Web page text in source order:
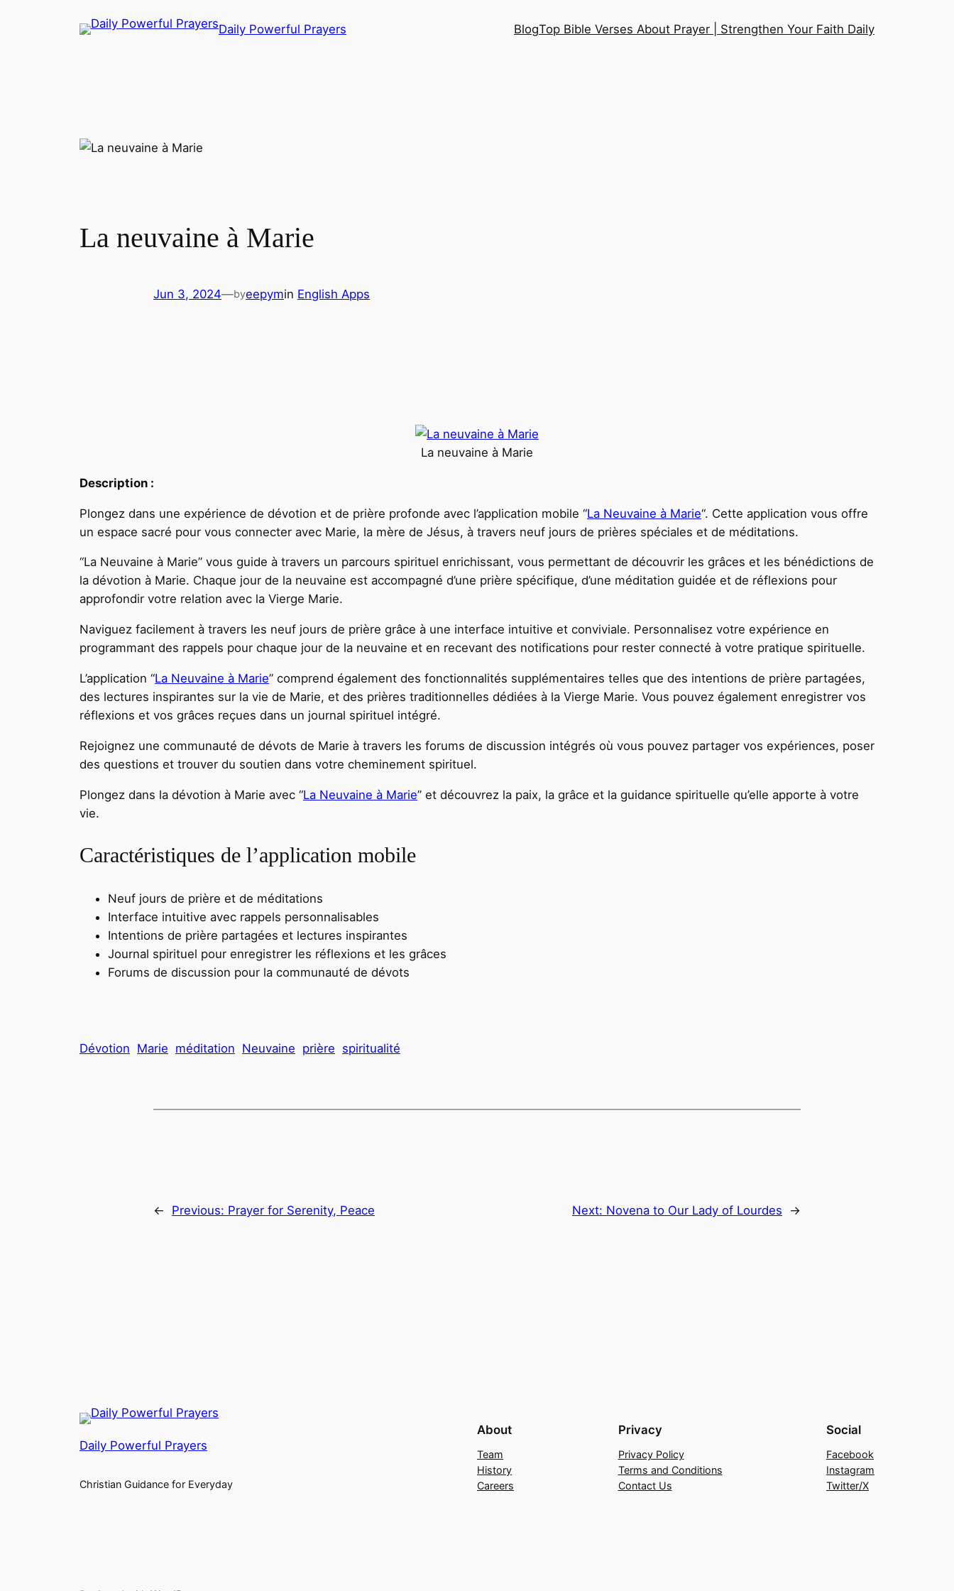
Daily Powerful Prayers BlogTop Bible Verses About Prayer | Strengthen Your Faith Daily
La neuvaine à Marie
Jun 3, 2024—byeepymin English Apps
La neuvaine à Marie
Description :
Plongez dans une expérience de dévotion et de prière profonde avec l’application mobile “La Neuvaine à Marie“. Cette application vous offre
un espace sacré pour vous connecter avec Marie, la mère de Jésus, à travers neuf jours de prières spéciales et de méditations.
“La Neuvaine à Marie” vous guide à travers un parcours spirituel enrichissant, vous permettant de découvrir les grâces et les bénédictions de
la dévotion à Marie. Chaque jour de la neuvaine est accompagné d’une prière spécifique, d’une méditation guidée et de réflexions pour
approfondir votre relation avec la Vierge Marie.
Naviguez facilement à travers les neuf jours de prière grâce à une interface intuitive et conviviale. Personnalisez votre expérience en
programmant des rappels pour chaque jour de la neuvaine et en recevant des notifications pour rester connecté à votre pratique spirituelle.
L’application “La Neuvaine à Marie” comprend également des fonctionnalités supplémentaires telles que des intentions de prière partagées,
des lectures inspirantes sur la vie de Marie, et des prières traditionnelles dédiées à la Vierge Marie. Vous pouvez également enregistrer vos
réflexions et vos grâces reçues dans un journal spirituel intégré.
Rejoignez une communauté de dévots de Marie à travers les forums de discussion intégrés où vous pouvez partager vos expériences, poser
des questions et trouver du soutien dans votre cheminement spirituel.
Plongez dans la dévotion à Marie avec “La Neuvaine à Marie” et découvrez la paix, la grâce et la guidance spirituelle qu’elle apporte à votre
vie.
Caractéristiques de l’application mobile
Neuf jours de prière et de méditations
Interface intuitive avec rappels personnalisables
Intentions de prière partagées et lectures inspirantes
Journal spirituel pour enregistrer les réflexions et les grâces
Forums de discussion pour la communauté de dévots
Dévotion Marie méditation Neuvaine prière spiritualité
← Previous: Prayer for Serenity, Peace Next: Novena to Our Lady of Lourdes →
Daily Powerful Prayers
Christian Guidance for Everyday
About
Team
History
Careers
Privacy
Privacy Policy
Terms and Conditions
Contact Us
Social
Facebook
Instagram
Twitter/X